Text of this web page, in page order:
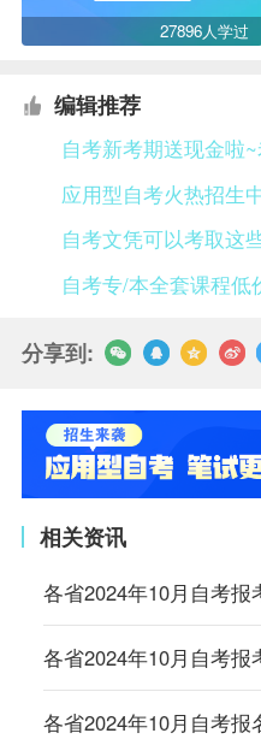
27896人学过
编辑推荐
自考新考期送现金啦
应用型自考火热招生
自考文凭可以考取这
自考专/本全套课程
分享到:
相关资讯
各省2024年10月自考报
各省2024年10月自考报
各省2024年10月自考报